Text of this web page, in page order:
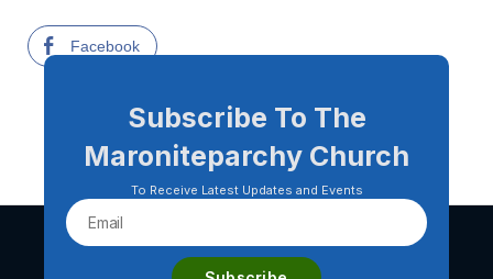
Facebook
Subscribe To The
Maroniteparchy Church
To Receive Latest Updates and Events